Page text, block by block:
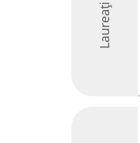
Laureați